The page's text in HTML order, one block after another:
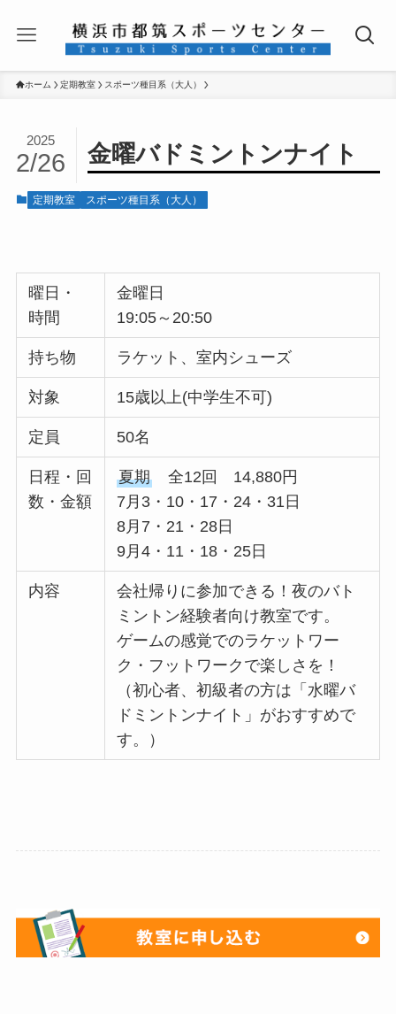
ホーム 定期教室 スポーツ種目系（大人）
金曜バドミントンナイト
2025
2/26
定期教室 スポーツ種目系（大人）
曜日・
時間
金曜日
19:05～20:50
持ち物 ラケット、室内シューズ
対象 15歳以上(中学生不可)
定員 50名
日程・回
数・金額
夏期 全12回 14,880円
7月3・10・17・24・31日
8月7・21・28日
9月4・11・18・25日
内容
会社帰りに参加できる！夜のバト
ミントン経験者向け教室です。
ゲームの感覚でのラケットワー
ク・フットワークで楽しさを！
（初心者、初級者の方は「水曜バ
ドミントンナイト」がおすすめで
す。）